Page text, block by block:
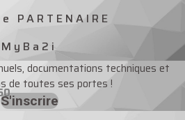
PARTENAIRE
MyBa2i
documentations techniques et
de toutes ses portes !
S'inscrire